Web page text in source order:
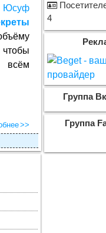
Юсуф
всём
4
Группа
Группа